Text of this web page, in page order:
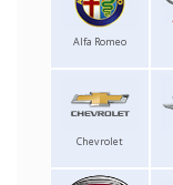
Alfa Romeo
Chevrolet